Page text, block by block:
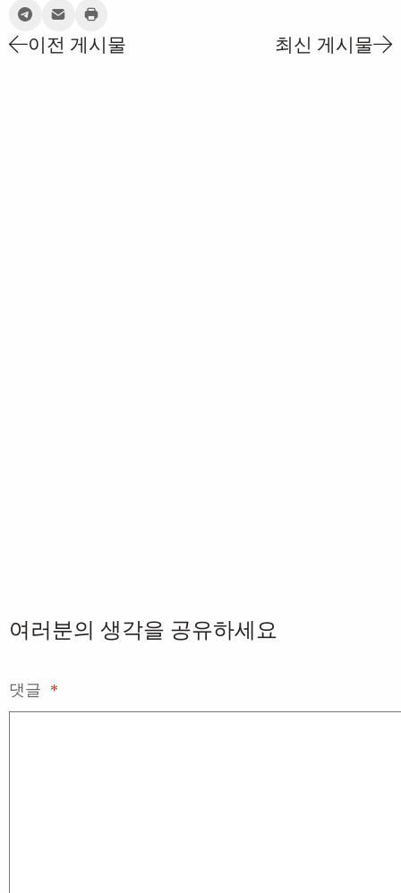
이전 게시물 최신 게시물
여러분의 생각을 공유하세요
댓글 *